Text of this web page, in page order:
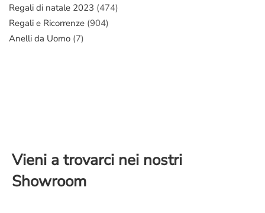
Regali di natale 2023 (474)
Regali e Ricorrenze (904)
Anelli da Uomo (7)
Vieni a trovarci nei nostri
Showroom